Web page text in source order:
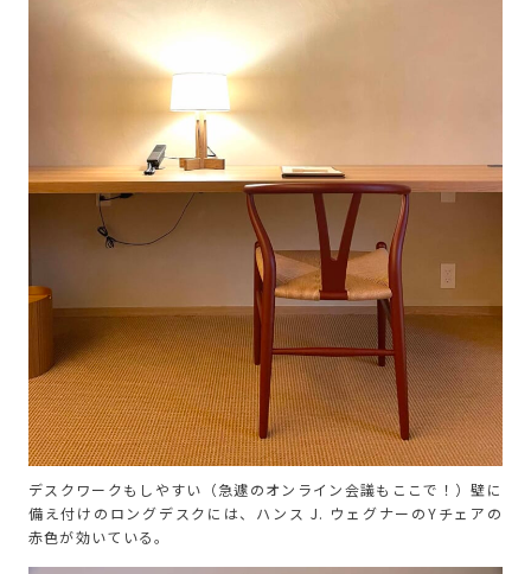
デスクワークもしやすい（急遽のオンライン会議もここで！）壁に
備え付けのロングデスクには、ハンス J. ウェグナーのYチェアの
赤色が効いている。